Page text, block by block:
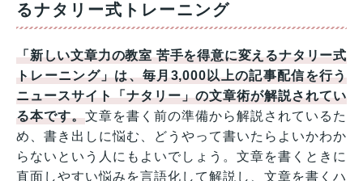
るナタリー式トレーニング
「新しい文章力の教室 苦手を得意に変えるナタリー式
トレーニング」は、毎月3,000以上の記事配信を行う
ニュースサイト「ナタリー」の文章術が解説されてい
る本です。文章を書く前の準備から解説されているた
め、書き出しに悩む、どうやって書いたらよいかわか
らないという人にもよいでしょう。文章を書くときに
直面しやすい悩みを言語化して解説し、文章を書くハ